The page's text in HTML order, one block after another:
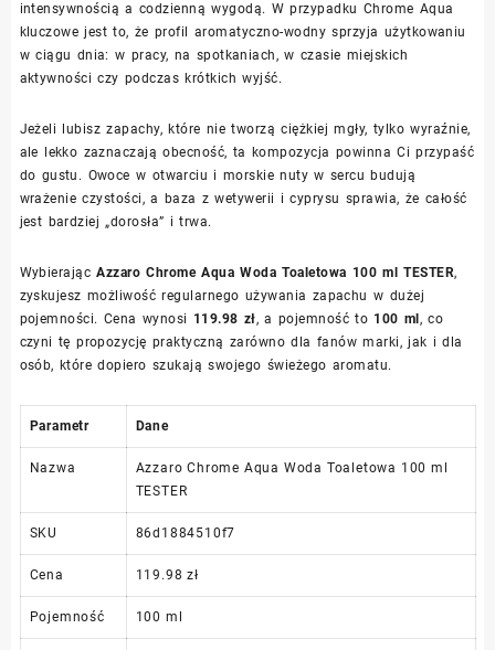
intensywnością a codzienną wygodą. W przypadku Chrome Aqua
kluczowe jest to, że profil aromatyczno-wodny sprzyja użytkowaniu
w ciągu dnia: w pracy, na spotkaniach, w czasie miejskich
aktywności czy podczas krótkich wyjść.
Jeżeli lubisz zapachy, które nie tworzą ciężkiej mgły, tylko wyraźnie,
ale lekko zaznaczają obecność, ta kompozycja powinna Ci przypaść
do gustu. Owoce w otwarciu i morskie nuty w sercu budują
wrażenie czystości, a baza z wetywerii i cyprysu sprawia, że całość
jest bardziej „dorosła” i trwa.
WybierającAzzaro Chrome Aqua Woda Toaletowa 100 ml TESTER,
zyskujesz możliwość regularnego używania zapachu w dużej
pojemności. Cena wynosi 119.98 zł, a pojemność to 100 ml , co
czyni tę propozycję praktyczną zarówno dla fanów marki, jak i dla
osób, które dopiero szukają swojego świeżego aromatu.
Parametr Dane
Nazwa
Azzaro Chrome Aqua Woda Toaletowa 100 ml
TESTER
SKU 86d1884510f7
Cena 119.98 zł
Pojemność 100 ml